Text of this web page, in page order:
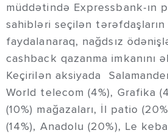
müddətində Expressbank-ın
sahibləri seçilən
faydalanaraq, nağdsız
cashback qazanma imkanını
Keçirilən aksiyada
World telecom (4%), Grafika
(10%) mağazaları, İl patio
(14%), Anadolu (20%), Le